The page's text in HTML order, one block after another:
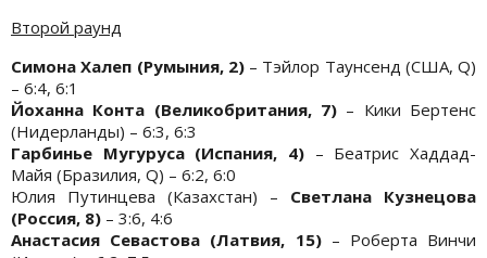
Второй раунд
Симона Халеп (Румыния, 2)– Тэйлор Таунсенд (США, Q)
– 6:4, 6:1
Йоханна Конта (Великобритания, 7) – Кики Бертенс
(Нидерланды) – 6:3, 6:3
Гарбинье Мугуруса (Испания, 4) – Беатрис Хаддад-
Майя (Бразилия, Q) – 6:2, 6:0
Юлия Путинцева (Казахстан) – Светлана Кузнецова
(Россия, 8) – 3:6, 4:6
Анастасия Севастова (Латвия, 15)– Роберта Винчи